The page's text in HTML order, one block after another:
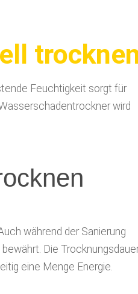
Feuchtigkeit sorgt für
wird
während der Sanierung
Die
eine Menge Energie.